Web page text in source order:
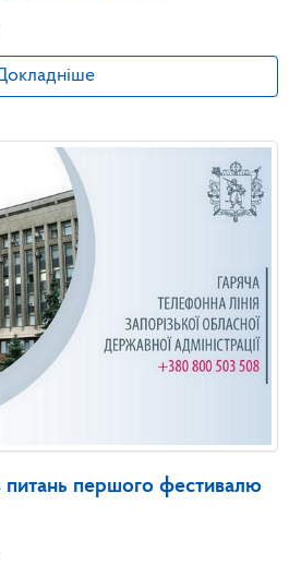
питань першого фестивалю